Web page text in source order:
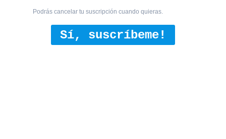
Podrás cancelar tu suscripción cuando quieras.
Sí, suscríbeme!